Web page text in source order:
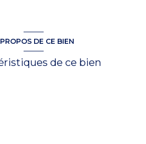
DE CE BIEN
de ce bien